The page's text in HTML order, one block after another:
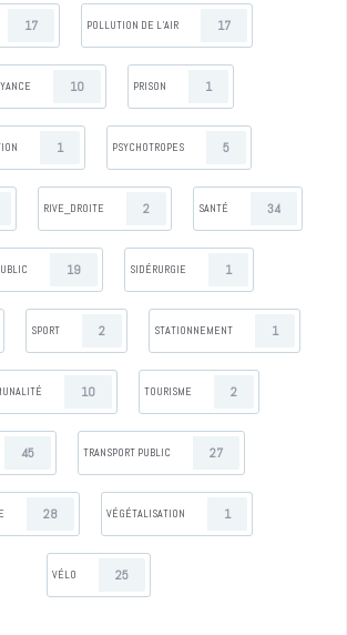
17 POLLUTION DE L’AIR 17
10 PRISON 1
1 PSYCHOTROPES 5
RIVE_DROITE 2 SANTÉ 34
19 SIDÉRURGIE 1
SPORT 2 STATIONNEMENT 1
10 TOURISME 2
45 TRANSPORT PUBLIC 27
28 VÉGÉTALISATION 1
VÉLO 25